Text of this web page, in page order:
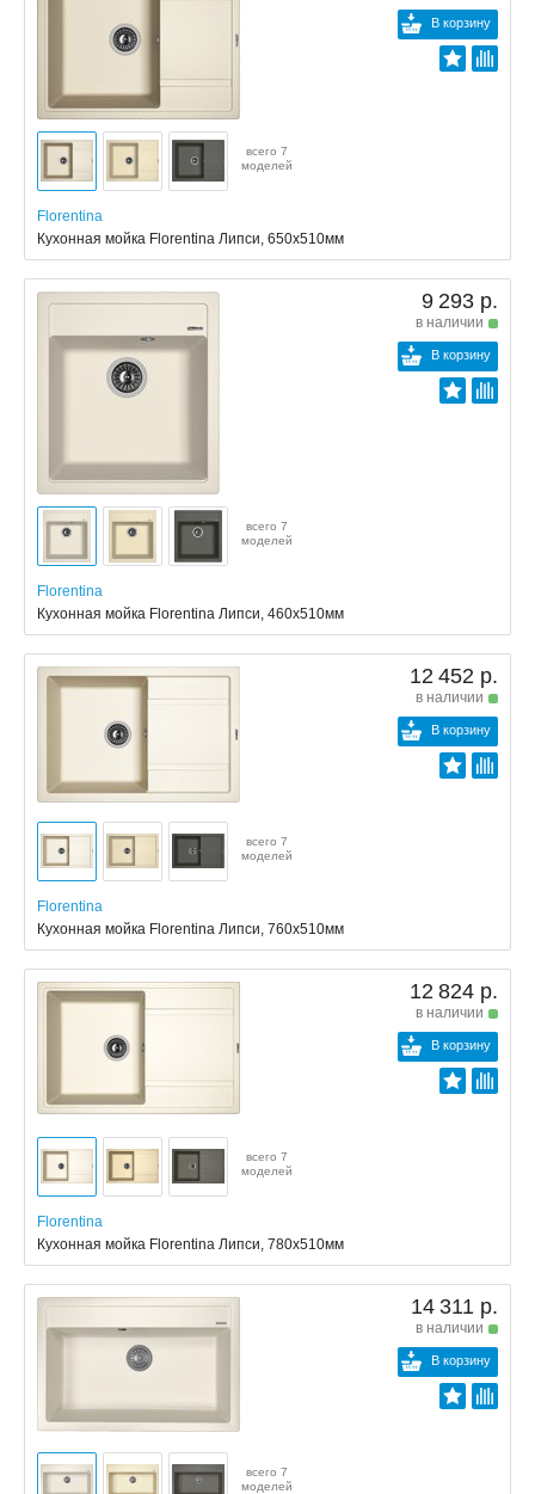
В корзину
всего 7
моделей
Florentina
Кухонная мойка Florentina Липси, 650x510мм
9 293 р.
в наличии
В корзину
всего 7
моделей
Florentina
Кухонная мойка Florentina Липси, 460x510мм
12 452 р.
в наличии
В корзину
всего 7
моделей
Florentina
Кухонная мойка Florentina Липси, 760x510мм
12 824 р.
в наличии
В корзину
всего 7
моделей
Florentina
Кухонная мойка Florentina Липси, 780x510мм
14 311 р.
в наличии
В корзину
всего 7
моделей